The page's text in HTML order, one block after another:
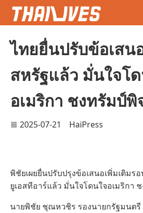
ไทยยื่นปรับข้อเสน
สหรัฐแล้ว มั่นใจโ
อเมริกา ชงทรัมป์
2025-07-21 HaiPress
พิชัยเผยยื่นปรับปรุงข้อเสนอเพิ่มเติมร
ยูเอสทีอาร์แล้ว มั่นใจโดนใจอเมริกา
นายพิชัย ชุณหวชิร รองนายกรัฐมนตรี